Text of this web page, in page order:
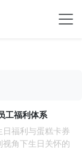
工福利体系
福利与蛋糕卡券
视角下生日关怀的